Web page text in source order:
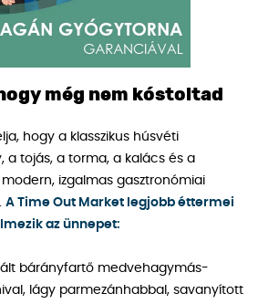
még nem kóstoltad
hogy a klasszikus húsvéti
a tojás, a torma, a kalács és a
izgalmas gasztronómiai
A Time Out Market legjobb éttermei
az ünnepet:
bárányfartő medvehagymás-
lágy parmezánhabbal, savanyított